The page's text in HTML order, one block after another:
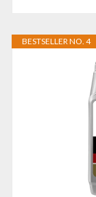
BESTSELLER NO. 4